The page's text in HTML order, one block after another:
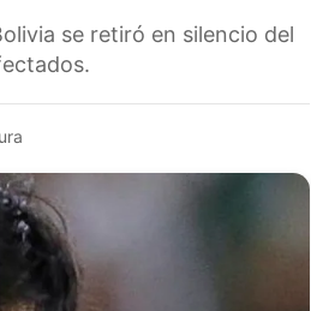
se retiró en silencio del